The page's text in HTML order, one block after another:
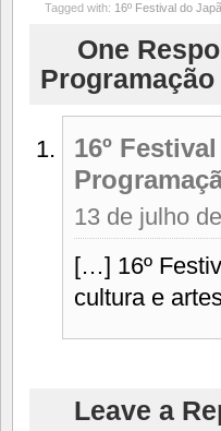
Tagged with: 16º Festival do
One
16º
13 de julho
[…] 16º
cultura e
Leave a